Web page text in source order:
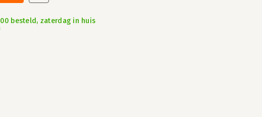
besteld, zaterdag in huis